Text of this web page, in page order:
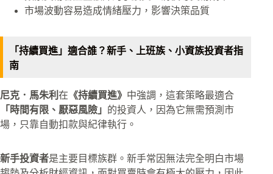
市場波動容易造成情緒壓力，影響決策品質
「持續買進」適合誰？新手、上班族、小資族投資者指
南
尼克．馬朱利 在 《持續買進》 中強調，這套策略最適合
「時間有限、厭惡風險」 的投資人，因為它無需預測市
場，只靠自動扣款與紀律執行。
新手投資者是主要目標族群。新手常因無法完全明白市場